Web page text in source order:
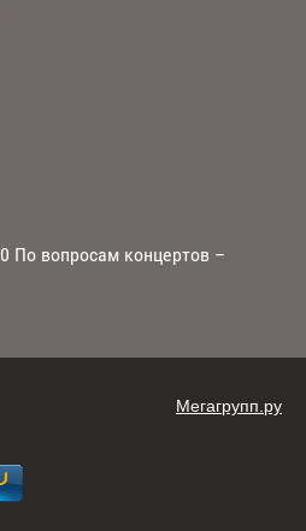
По вопросам концертов –
Мегагрупп.ру